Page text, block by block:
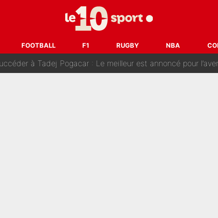
FOOTBALL F1 RUGBY NBA
imaginé par le PSG pour recruter Yan Diomandé : «L'accord a échoué
couple avec Ester Exposito : Ça fait réagir Achraf Hakimi et
à Tadej Pogacar : Le meilleur est annoncé pour